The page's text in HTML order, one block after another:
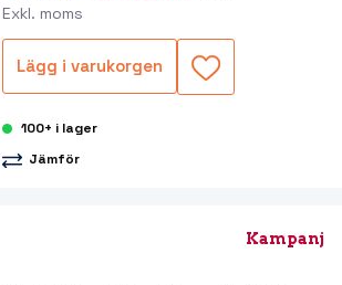
Exkl. moms
Lägg i varukorgen
100+ i lager
Jämför
Kampanj